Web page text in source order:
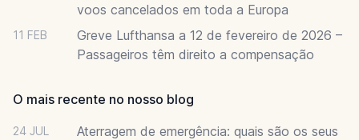
voos cancelados em toda a Europa
11 FEB
Greve Lufthansa a 12 de fevereiro de 2026 –
Passageiros têm direito a compensação
O mais recente no nosso blog
24 JUL
Aterragem de emergência: quais são os seus